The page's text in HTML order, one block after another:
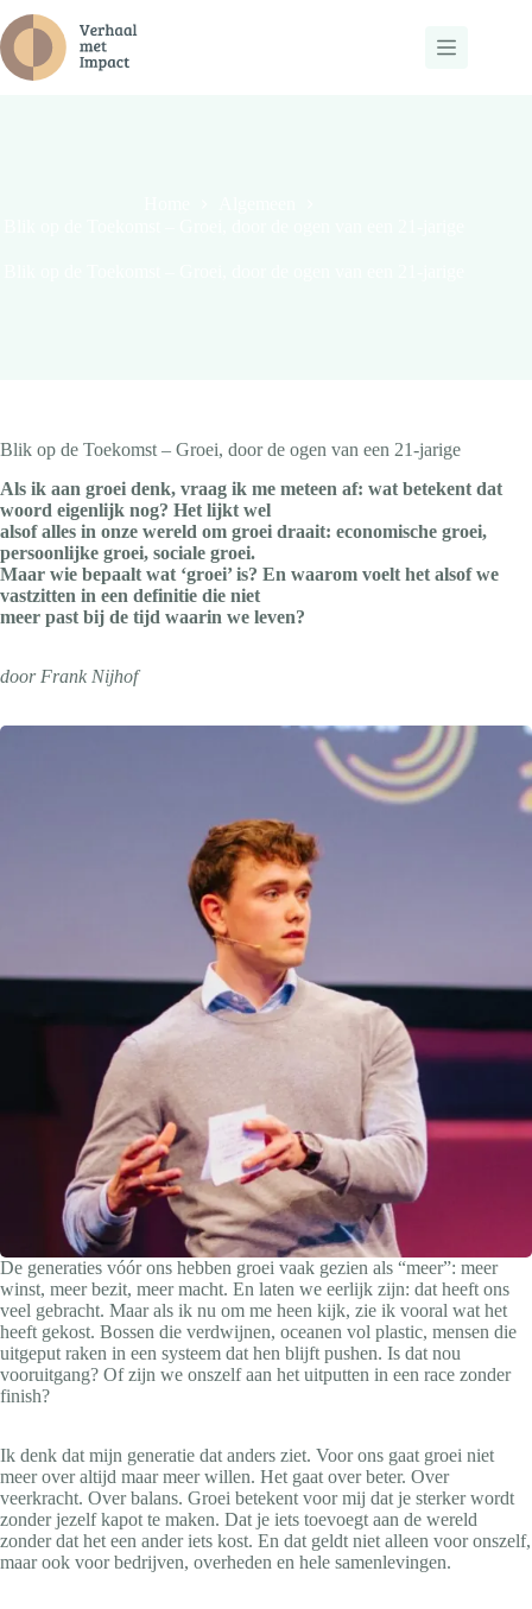
naar
de
inhoud
Blik op de Toekomst – Groei, door de ogen van een 21-jarige
Als ik aan groei denk, vraag ik me meteen af: wat betekent dat
woord eigenlijk nog? Het lijkt wel
alsof alles in onze wereld om groei draait: economische groei,
persoonlijke groei, sociale groei.
Maar wie bepaalt wat ‘groei’ is? En waarom voelt het alsof we
vastzitten in een definitie die niet
meer past bij de tijd waarin we leven?
door Frank Nijhof
De generaties vóór ons hebben groei vaak gezien als “meer”: meer
winst, meer bezit, meer macht. En laten we eerlijk zijn: dat heeft ons
veel gebracht. Maar als ik nu om me heen kijk, zie ik vooral wat het
heeft gekost. Bossen die verdwijnen, oceanen vol plastic, mensen die
uitgeput raken in een systeem dat hen blijft pushen. Is dat nou
vooruitgang? Of zijn we onszelf aan het uitputten in een race zonder
finish?
Ik denk dat mijn generatie dat anders ziet. Voor ons gaat groei niet
meer over altijd maar meer willen. Het gaat over beter. Over
veerkracht. Over balans. Groei betekent voor mij dat je sterker wordt
zonder jezelf kapot te maken. Dat je iets toevoegt aan de wereld
zonder dat het een ander iets kost. En dat geldt niet alleen voor onszelf,
maar ook voor bedrijven, overheden en hele samenlevingen.